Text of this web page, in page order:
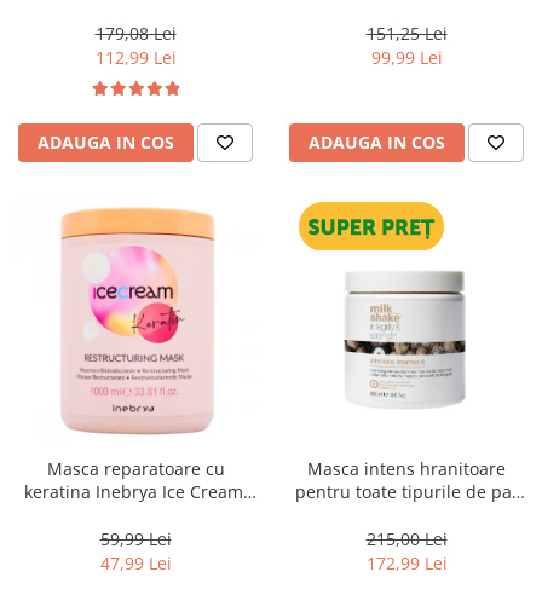
ml
179,08 Lei
112,99 Lei
ADAUGA IN COS
151,25 Lei
99,99 Lei
ADAUGA IN COS
Masca reparatoare cu
keratina Inebrya Ice Cream,
59,99 Lei
47,99 Lei
Masca intens hranitoare
pentru toate tipurile de par
Strength Intensive Treatment,
500 ml
215,00 Lei
172,99 Lei